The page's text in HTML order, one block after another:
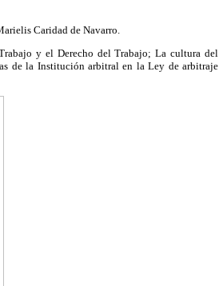
Caridad de Navarro.
y el Derecho del Trabajo; La cultura del
de la Institución arbitral en la Ley de arbitraje